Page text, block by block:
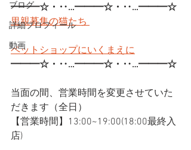
ブログ
詳細プロフィール
動画
━━━☆・‥…━━━☆・‥…━━━☆
里親募集の猫たち
ペットショップにいくまえに
━━━☆・‥…━━━☆・‥…━━━☆
当面の間、営業時間を変更させていた
だきます（全日）
【営業時間】13:00~19:00(18:00最終入
店)